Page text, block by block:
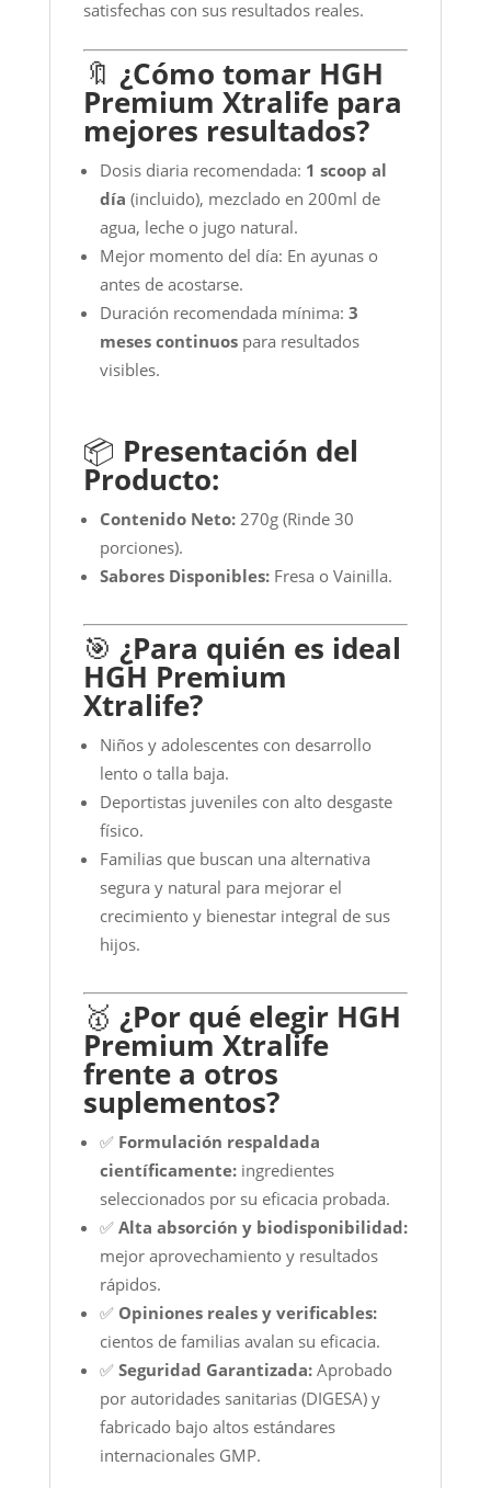
satisfechas con sus resultados reales.
🔖 ¿Cómo tomar HGH
Premium Xtralife para
mejores resultados?
Dosis diaria recomendada: 1 scoop al
día (incluido), mezclado en 200ml de
agua, leche o jugo natural.
Mejor momento del día: En ayunas o
antes de acostarse.
Duración recomendada mínima: 3
meses continuospara resultados
visibles.
📦 Presentación del
Producto:
Contenido Neto:270g (Rinde 30
porciones).
Sabores Disponibles:Fresa o Vainilla.
🎯 ¿Para quién es ideal
HGH Premium
Xtralife?
Niños y adolescentes con desarrollo
lento o talla baja.
Deportistas juveniles con alto desgaste
físico.
Familias que buscan una alternativa
segura y natural para mejorar el
crecimiento y bienestar integral de sus
hijos.
🥇 ¿Por qué elegir HGH
Premium Xtralife
frente a otros
suplementos?
✅ Formulación respaldada
científicamente:ingredientes
seleccionados por su eficacia probada.
✅ Alta absorción y biodisponibilidad:
mejor aprovechamiento y resultados
rápidos.
✅ Opiniones reales y verificables:
cientos de familias avalan su eficacia.
✅ Seguridad Garantizada:Aprobado
por autoridades sanitarias (DIGESA) y
fabricado bajo altos estándares
internacionales GMP.